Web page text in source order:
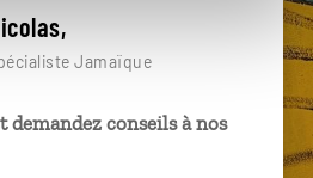
Jamaïque
demandez conseils à nos